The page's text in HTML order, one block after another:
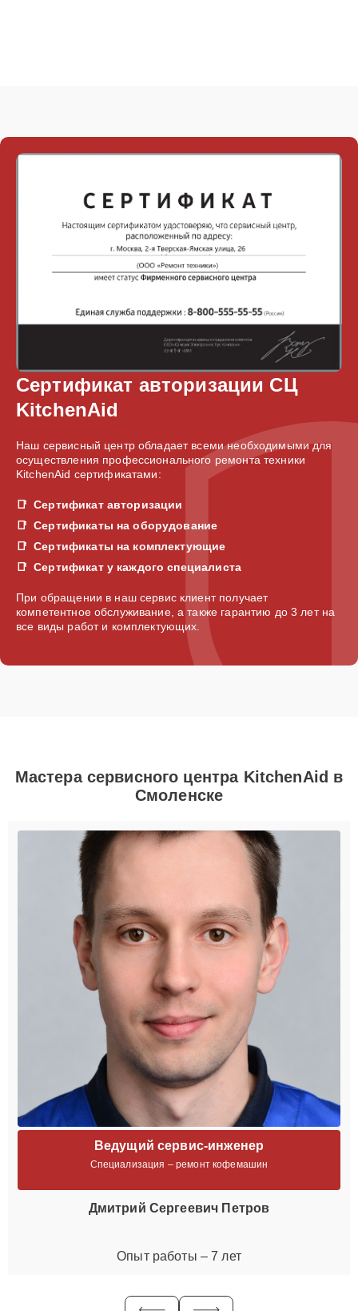
Сертификат авторизации СЦ
KitchenAid
Наш сервисный центр обладает всеми необходимыми для
осуществления профессионального ремонта техники
KitchenAid сертификатами:
Сертификат авторизации
Сертификаты на оборудование
Сертификаты на комплектующие
Сертификат у каждого специалиста
При обращении в наш сервис клиент получает
компетентное обслуживание, а также гарантию до 3 лет на
все виды работ и комплектующих.
Мастера сервисного центра KitchenAid в
Смоленске
Ведущий сервис-инженер
Специализация – ремонт кофемашин
Дмитрий Сергеевич Петров
Опыт работы – 7 лет